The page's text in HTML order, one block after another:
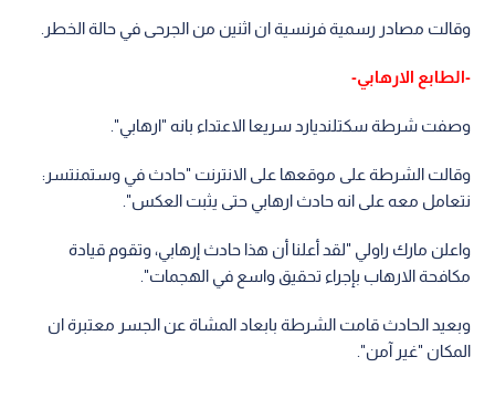
وقالت مصادر رسمية فرنسية ان اثنين من الجرحى في حالة الخطر.
-الطابع الارهابي-
وصفت شرطة سكتلنديارد سريعا الاعتداء بانه "ارهابي".
وقالت الشرطة على موقعها على الانترنت "حادث في وستمنتسر:
نتعامل معه على انه حادث ارهابي حتى يثبت العكس".
واعلن مارك راولي "لقد أعلنا أن هذا حادث إرهابي، وتقوم قيادة
مكافحة الارهاب بإجراء تحقيق واسع في الهجمات".
وبعيد الحادث قامت الشرطة بابعاد المشاة عن الجسر معتبرة ان
المكان "غير آمن".